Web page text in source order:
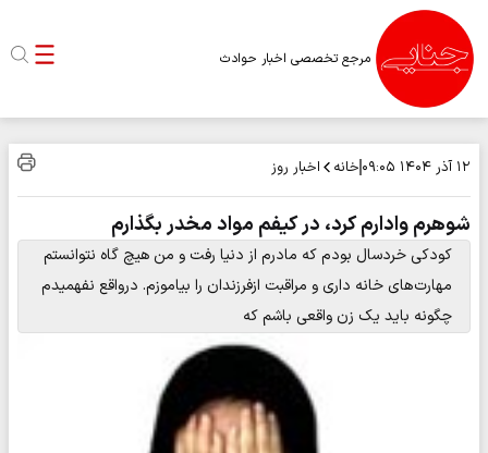
مرجع تخصصی اخبار حوادث
۱۲ آذر ۱۴۰۴ ۰۹:۰۵ خانه اخبار روز
شوهرم وادارم کرد، در کیفم مواد مخدر بگذارم
کودکی خردسال بودم که مادرم از دنیا رفت و من هیچ گاه نتوانستم
مهارت های خانه داری و مراقبت ازفرزندان را بیاموزم. درواقع نفهمیدم
چگونه باید یک زن واقعی باشم که